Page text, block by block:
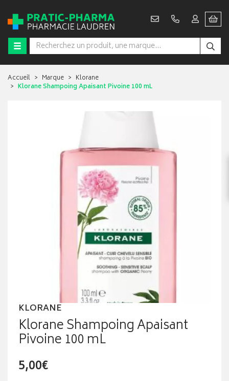
Accueil Marque
Klorane
Klorane Shampoing Apaisant Pivoine 100 mL
KLORANE
Klorane Shampoing Apaisant
Pivoine 100 mL
5,00€